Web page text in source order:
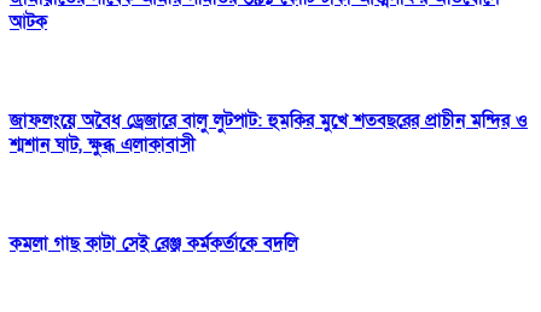
আটক
জাফলংয়ে অবৈধ ড্রেজারে বালু লুটপাট: হুমকির মুখে শতবছরের প্রাচীন মন্দির ও
শ্মশান ঘাট, ক্ষুব্ধ এলাকাবাসী
কমলা গাছ কাটা সেই রেঞ্জ কর্মকর্তাকে বদলি